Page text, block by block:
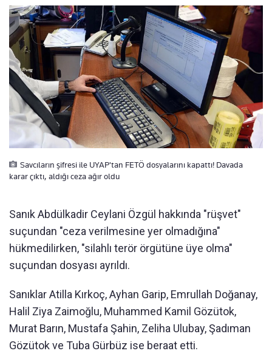
Savcıların şifresi ile UYAP'tan FETÖ dosyalarını kapattı! Davada
karar çıktı, aldığı ceza ağır oldu
Sanık Abdülkadir Ceylani Özgül hakkında "rüşvet"
suçundan "ceza verilmesine yer olmadığına"
hükmedilirken, "silahlı terör örgütüne üye olma"
suçundan dosyası ayrıldı.
Sanıklar Atilla Kırkoç, Ayhan Garip, Emrullah Doğanay,
Halil Ziya Zaimoğlu, Muhammed Kamil Gözütok,
Murat Barın, Mustafa Şahin, Zeliha Ulubay, Şadıman
Gözütok ve Tuba Gürbüz ise beraat etti.